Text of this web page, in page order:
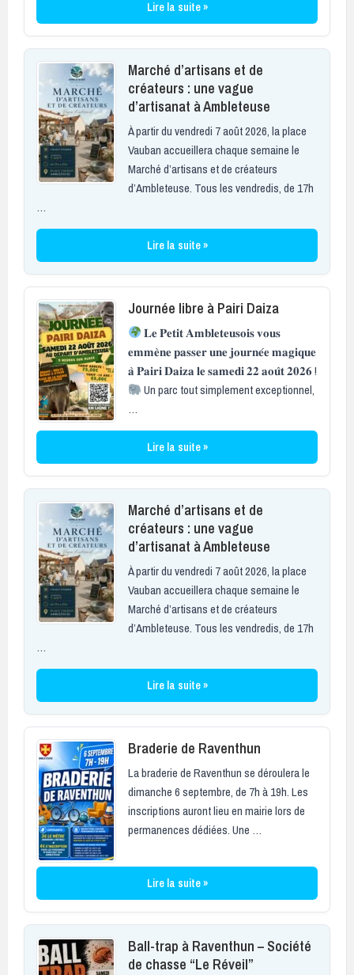
Lire la suite »
Marché d’artisans et de
créateurs : une vague
d’artisanat à Ambleteuse
À partir du vendredi 7 août 2026, la place
Vauban accueillera chaque semaine le
Marché d’artisans et de créateurs
d’Ambleteuse. Tous les vendredis, de 17h
…
Lire la suite »
Journée libre à Pairi Daiza
𝐋𝐞 𝐏𝐞𝐭𝐢𝐭 𝐀𝐦𝐛𝐥𝐞𝐭𝐞𝐮𝐬𝐨𝐢𝐬 𝐯𝐨𝐮𝐬
𝐞𝐦𝐦𝐞̀𝐧𝐞 𝐩𝐚𝐬𝐬𝐞𝐫 𝐮𝐧𝐞 𝐣𝐨𝐮𝐫𝐧𝐞́𝐞 𝐦𝐚𝐠𝐢𝐪𝐮𝐞
𝐚̀ 𝐏𝐚𝐢𝐫𝐢 𝐃𝐚𝐢𝐳𝐚 𝐥𝐞 𝐬𝐚𝐦𝐞𝐝𝐢 𝟐𝟐 𝐚𝐨𝐮̂𝐭 𝟐𝟎𝟐𝟔 !
Un parc tout simplement exceptionnel,
…
Lire la suite »
Marché d’artisans et de
créateurs : une vague
d’artisanat à Ambleteuse
À partir du vendredi 7 août 2026, la place
Vauban accueillera chaque semaine le
Marché d’artisans et de créateurs
d’Ambleteuse. Tous les vendredis, de 17h
…
Lire la suite »
Braderie de Raventhun
La braderie de Raventhun se déroulera le
dimanche 6 septembre, de 7h à 19h. Les
inscriptions auront lieu en mairie lors de
permanences dédiées. Une …
Lire la suite »
Ball-trap à Raventhun – Société
de chasse “Le Réveil”